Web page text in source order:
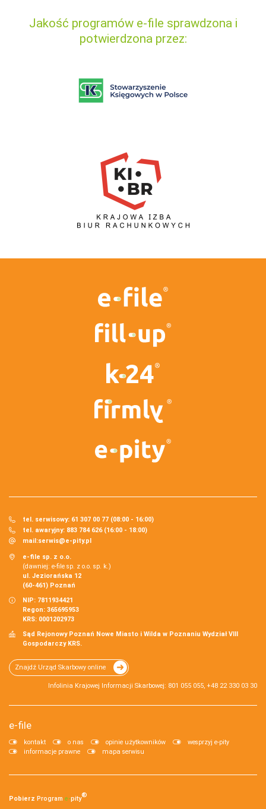
Jakość programów e-file sprawdzona i
potwierdzona przez:
tel. serwisowy: 61 307 00 77 (08:00 - 16:00)
tel. awaryjny: 883 784 626 (16:00 - 18:00)
mail:serwis@e-pity.pl
e-file sp. z o.o.
(dawniej: e-file sp. z o.o. sp. k.)
ul. Jeziorańska 12
(60-461) Poznań
NIP: 7811934421
Regon: 365695953
KRS: 0001202973
Sąd Rejonowy Poznań Nowe Miasto i Wilda w Poznaniu Wydział VIII
Gospodarczy KRS.
Znajdź Urząd Skarbowy online
Infolinia Krajowej Informacji Skarbowej: 801 055 055, +48 22 330 03 30
e-file
kontakt o nas opinie użytkowników
wesprzyj e-pity
informacje prawne
mapa serwisu
Pobierz Program e‑pity®